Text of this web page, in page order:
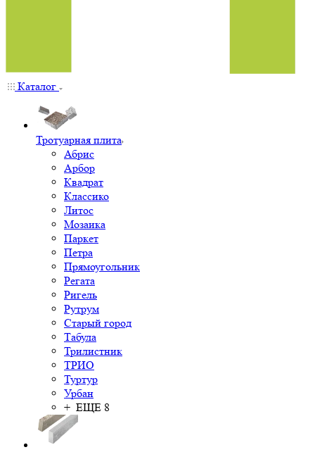
Каталог
Тротуарная плита
Абрис
Арбор
Квадрат
Классико
Литос
Мозаика
Паркет
Петра
Прямоугольник
Регата
Ригель
Рутрум
Старый город
Табула
Трилистник
ТРИО
Туртур
Урбан
+ ЕЩЕ 8